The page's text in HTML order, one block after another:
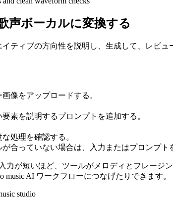
声ボーカルに変換する
ティブの方向性を説明し、生成して、レビ
像をアップロードする。
素を説明するプロンプトを追加する。
処理を確認する。
合っていない場合は、入力またはプロンプト
が短いほど、ツールがメロディとフレージ
AI ワークフローにつなげたりできます。